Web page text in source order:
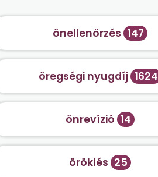
önellenőrzés 147
öregségi nyugdíj 1624
önrevízió 14
öröklés 25